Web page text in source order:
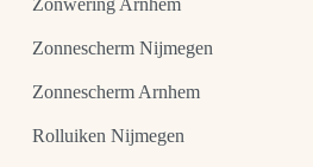
Zonnescherm Nijmegen
Zonnescherm Arnhem
Rolluiken Nijmegen